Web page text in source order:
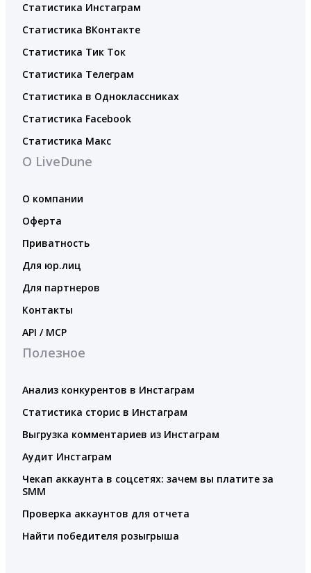
Статистика Инстаграм
Статистика ВКонтакте
Статистика Тик Ток
Статистика Телеграм
Статистика в Одноклассниках
Статистика Facebook
Статистика Макс
О LiveDune
О компании
Оферта
Приватность
Для юр.лиц
Для партнеров
Контакты
API / MCP
Полезное
Анализ конкурентов в Инстаграм
Статистика сторис в Инстаграм
Выгрузка комментариев из Инстаграм
Аудит Инстаграм
Чекап аккаунта в соцсетях: зачем вы платите за
SMM
Проверка аккаунтов для отчета
Найти победителя розыгрыша